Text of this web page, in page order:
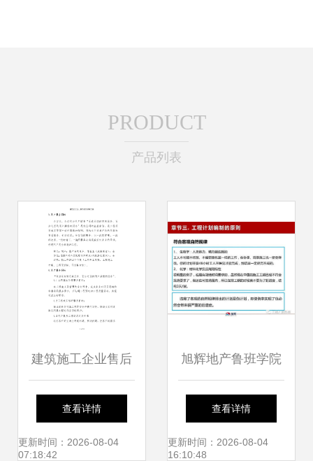
PRODUCT
产品列表
建筑施工企业售后
服务保障方案——
工程管理服务
查看详情
更新时间：2026-08-04
07:18:42
旭辉地产鲁班学院
干货分享 如何高效
推进工程计划管
查看详情
更新时间：2026-08-04
16:10:48